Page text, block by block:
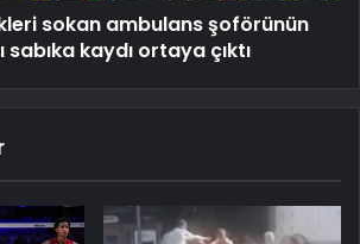
sokan ambulans şoförünün
sabıka kaydı ortaya çıktı